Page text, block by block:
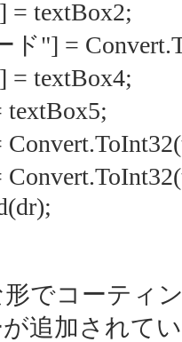
= textBox2;
ド"] =
= textBox4;
でコーティ
追加されて